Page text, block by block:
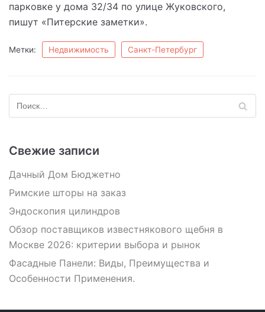
парковке у дома 32/34 по улице Жуковского,
пишут «Питерские заметки».
Метки: Недвижимость Санкт-Петербург
Свежие записи
Дачный Дом Бюджетно
Римские шторы на заказ
Эндоскопия цилиндров
Обзор поставщиков известнякового щебня в
Москве 2026: критерии выбора и рынок
Фасадные Панели: Виды, Преимущества и
Особенности Применения.